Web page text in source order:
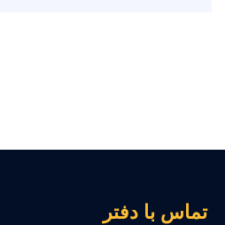
با دفتر